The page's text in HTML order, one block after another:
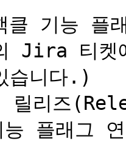
기능 플
Jira 티켓
습니다.)
릴리즈
플래그